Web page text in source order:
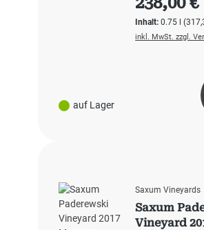
auf Lager
Inhalt:0.75 l
inkl. MwSt. zzgl.
Saxum Vineyards
Saxum
Vineyard